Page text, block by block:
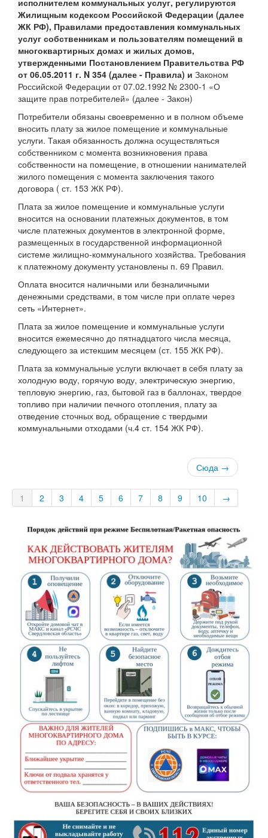
Жилищным кодексом Российской Федерации (далее
ЖК РФ), Правилами предоставления коммунальных
услуг собственникам и пользователям помещений в
многоквартирных домах и жилых домов,
утвержденными Постановлением Правительства РФ
от 06.05.2011 г. N 354 (далее - Правила) и Законом
Российской Федерации от 07.02.1992 № 2300-1 «О
защите прав потребителей» (далее - Закон)
Потребители обязаны своевременно и в полном объеме
вносить плату за жилое помещение и коммунальные
услуги. Такая обязанность должна осуществляться
собственником с момента возникновения права
собственности на помещение, в отношении нанимателей
жилого помещения с момента заключения такого
договора ( ст. 153 ЖК РФ).
Плата за жилое помещение и коммунальные услуги
вносится на основании платежных документов, в том
числе платежных документов в электронной форме,
размещенных в государственной информационной
системе жилищно-коммунального хозяйства. Требования
к платежному документу установлены п. 69 Правил.
Оплата вносится наличными или безналичными
денежными средствами, в том числе при оплате через
сеть «Интернет».
Плата за жилое помещение и коммунальные услуги
вносится ежемесячно до пятнадцатого числа месяца,
следующего за истекшим месяцем (ст. 155 ЖК РФ).
Плата за коммунальные услуги включает в себя плату за
холодную воду, горячую воду, электрическую энергию,
тепловую энергию, газ, бытовой газ в баллонах, твердое
топливо при наличии печного отопления, плату за
отведение сточных вод, обращение с твердыми
коммунальными отходами (ч.4 ст. 154 ЖК РФ).
Сюда →
1 2 3 4 5 6 7 8 9 10 →